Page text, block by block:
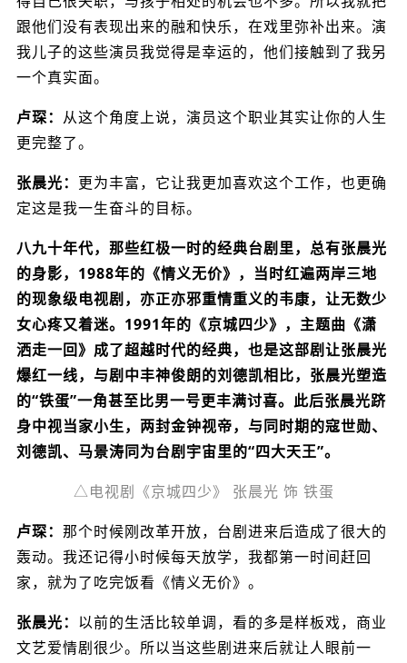
跟他们没有表现出来的融和快乐，在戏里弥补出来。演
我儿子的这些演员我觉得是幸运的，他们接触到了我另
一个真实面。
卢琛： 从这个角度上说，演员这个职业其实让你的人生
更完整了。
张晨光： 更为丰富，它让我更加喜欢这个工作，也更确
定这是我一生奋斗的目标。
八九十年代，那些红极一时的经典台剧里，总有张晨光
的身影，1988年的《情义无价》，当时红遍两岸三地
的现象级电视剧，亦正亦邪重情重义的韦康，让无数少
女心疼又着迷。1991年的《京城四少》，主题曲《潇
洒走一回》成了超越时代的经典，也是这部剧让张晨光
爆红一线，与剧中丰神俊朗的刘德凯相比，张晨光塑造
的“铁蛋”一角甚至比男一号更丰满讨喜。此后张晨光跻
身中视当家小生，两封金钟视帝，与同时期的寇世勋、
刘德凯、马景涛同为台剧宇宙里的“四大天王”。
△电视剧《京城四少》 张晨光 饰 铁蛋
卢琛： 那个时候刚改革开放，台剧进来后造成了很大的
轰动。我还记得小时候每天放学，我都第一时间赶回
家，就为了吃完饭看《情义无价》。
张晨光： 以前的生活比较单调，看的多是样板戏，商业
文艺爱情剧很少。所以当这些剧进来后就让人眼前一